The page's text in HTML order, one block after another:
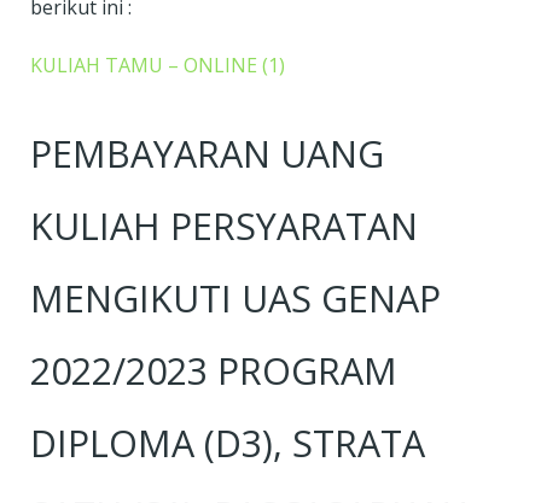
berikut ini :
KULIAH TAMU – ONLINE (1)
PEMBAYARAN UANG
KULIAH PERSYARATAN
MENGIKUTI UAS GENAP
2022/2023 PROGRAM
DIPLOMA (D3), STRATA